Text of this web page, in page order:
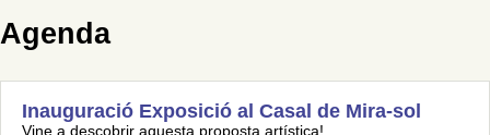
Agenda
Inauguració Exposició al Casal de Mira-sol
Vine a descobrir aquesta proposta artística!